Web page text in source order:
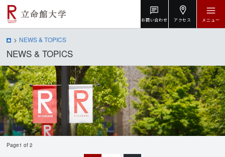
お問い合わせ アクセス メニュー
NEWS & TOPICS
NEWS & TOPICS
Page1 of 2